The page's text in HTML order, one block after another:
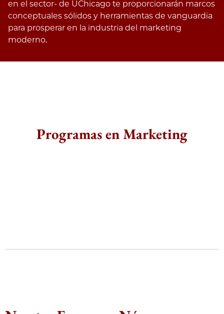
en el sector- de UChicago te proporcionarán marcos
conceptuales sólidos y herramientas de vanguardia
para prosperar en la industria del marketing
moderno.
Programas en Marketing